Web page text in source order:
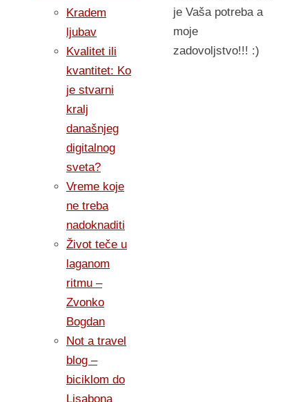
Kradem
ljubav
Kvalitet ili
kvantitet: Ko
je stvarni
kralj
današnjeg
digitalnog
sveta?
Vreme koje
ne treba
nadoknaditi
Život teče u
laganom
ritmu –
Zvonko
Bogdan
Not a travel
blog –
biciklom do
Lisabona
je Vaša potreba a
moje
zadovoljstvo!!! :)